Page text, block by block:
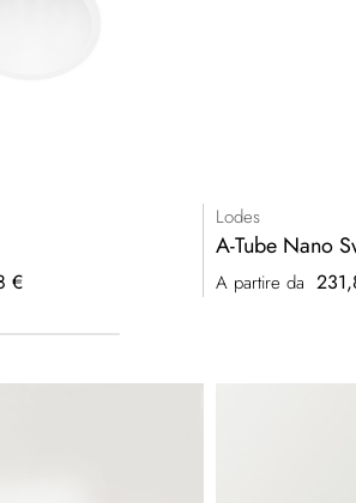
€
Lodes
A-Tube Nano
A partire da